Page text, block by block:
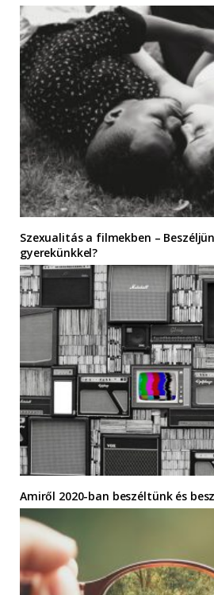
Szexualitás a filmekben –
gyerekünkkel?
Amiről 2020-ban beszéltünk és